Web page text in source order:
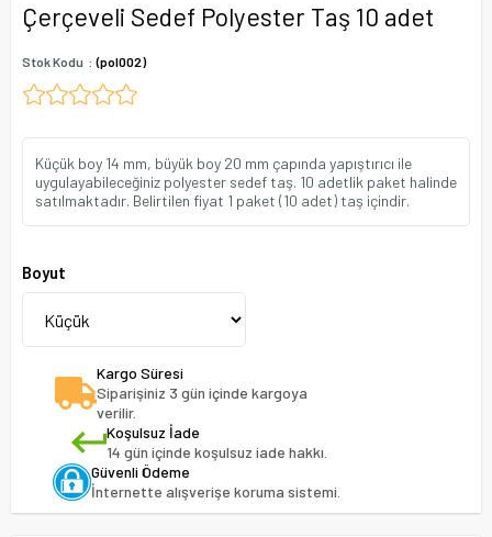
Çerçeveli Sedef Polyester Taş 10 adet
Stok Kodu (pol002)
Küçük boy 14 mm, büyük boy 20 mm çapında yapıştırıcı ile
uygulayabileceğiniz polyester sedef taş. 10 adetlik paket halinde
satılmaktadır. Belirtilen fiyat 1 paket (10 adet) taş içindir.
Boyut
Kargo Süresi
Siparişiniz 3 gün içinde kargoya
verilir.
Koşulsuz İade
14 gün içinde koşulsuz iade hakkı.
Güvenli Ödeme
İnternette alışverişe koruma sistemi.